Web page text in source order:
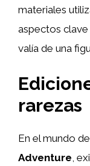
materiales
aspectos
valía de una
rarezas
En el mundo
Adventure,